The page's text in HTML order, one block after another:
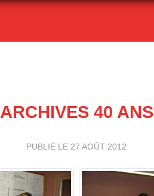
ARCHIVES 40 ANS
PUBLIÉ LE 27 AOÛT 2012